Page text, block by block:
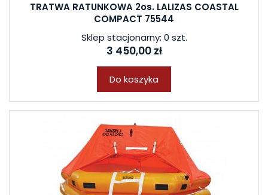
TRATWA RATUNKOWA 2os. LALIZAS COASTAL
COMPACT 75544
Sklep stacjonarny: 0 szt.
3 450,00 zł
Do koszyka